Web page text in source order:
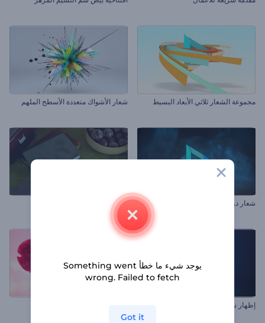
مجموعة الشعار ثلاثي الأبعاد البسيط شعار الأشواك متعددة الأسطح الملهم
شعار دوامات الدخان الملهم شعار الغرفة القديمة
إظهار شعار التشتت النابض بالحياة
يوجد شيء ما خطأ Something went
wrong. Failed to fetch
Got it